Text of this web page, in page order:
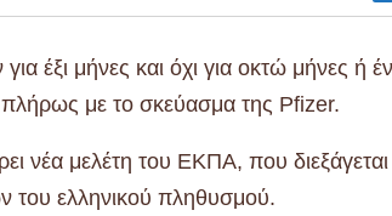
για έξι μήνες και όχι για οκτώ μήνες
πλήρως με το σκεύασμα της Pfizer.
νέα μελέτη του ΕΚΠΑ, που
του ελληνικού πληθυσμού.